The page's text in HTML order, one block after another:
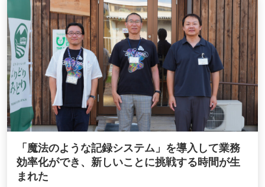
「魔法のような記録システム」を導入して業務
効率化ができ、新しいことに挑戦する時間が生
まれた